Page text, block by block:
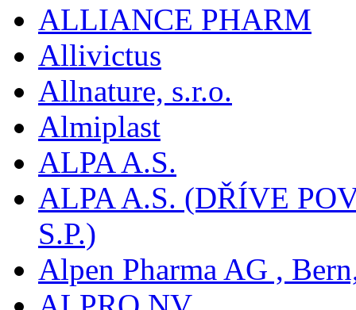
ALLIANCE PHARM
Allivictus
Allnature, s.r.o.
Almiplast
ALPA A.S.
ALPA A.S. (DŘÍVE
S.P.)
Alpen Pharma AG ,